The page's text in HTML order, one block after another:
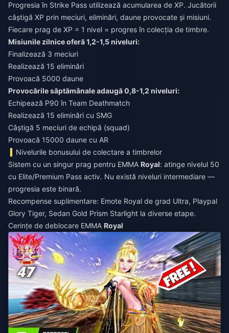
Progresia în Strike Pass utilizează acumularea de XP. Jucătorii
câștigă XP prin meciuri, eliminări, daune provocate și misiuni.
Fiecare prag de XP = 1 nivel = progres în colecția de timbre.
Misiunile zilnice oferă 1,2-1,5 niveluri:
Finalizează 3 meciuri
Realizează 15 eliminări
Provoacă 5000 daune
Provocările săptămânale adaugă 0,8-1,2 niveluri:
Echipează P90 în Team Deathmatch
Realizează 15 eliminări cu SMG
Câștigă 5 meciuri de echipă (squad)
Provoacă 15000 daune cu AR
Nivelurile bonusului de colectare a timbrelor
Sistem cu un singur prag pentru EMMA Royal: atinge nivelul 50
cu Elite/Premium Pass activ. Nu există niveluri intermediare —
progresia este binară.
Recompense suplimentare: Emote Royal de grad Ultra, Playpal
Glory Tiger, Sedan Gold Prism Starlight la diverse etape.
Cerințe de deblocare EMMA Royal